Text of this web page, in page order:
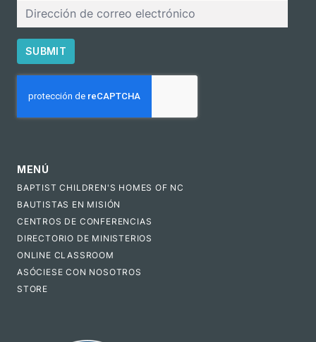
electrónico
SUBMIT
MENÚ
BAPTIST CHILDREN'S HOMES OF NC
BAUTISTAS EN MISIÓN
CENTROS DE CONFERENCIAS
DIRECTORIO DE MINISTERIOS
ONLINE CLASSROOM
ASÓCIESE CON NOSOTROS
STORE